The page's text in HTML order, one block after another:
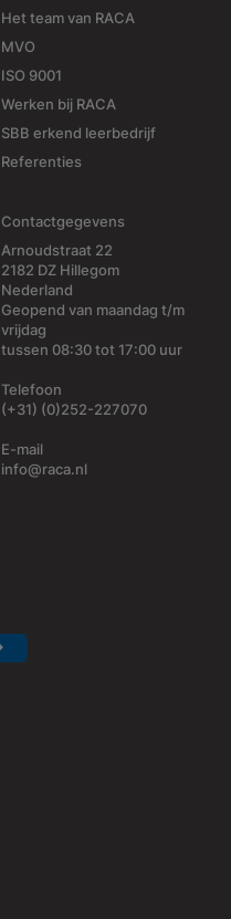
Het team van RACA
MVO
ISO 9001
Werken bij RACA
SBB erkend leerbedrijf
Referenties
Contactgegevens
Arnoudstraat 22
2182 DZ Hillegom
Nederland
Geopend van maandag t/m
vrijdag
tussen 08:30 tot 17:00 uur
Telefoon
(+31) (0)252-227070
E-mail
info@raca.nl